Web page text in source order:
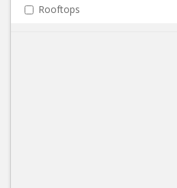
Rooftops